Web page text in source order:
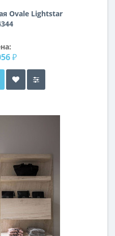
Ovale Lightstar
₽